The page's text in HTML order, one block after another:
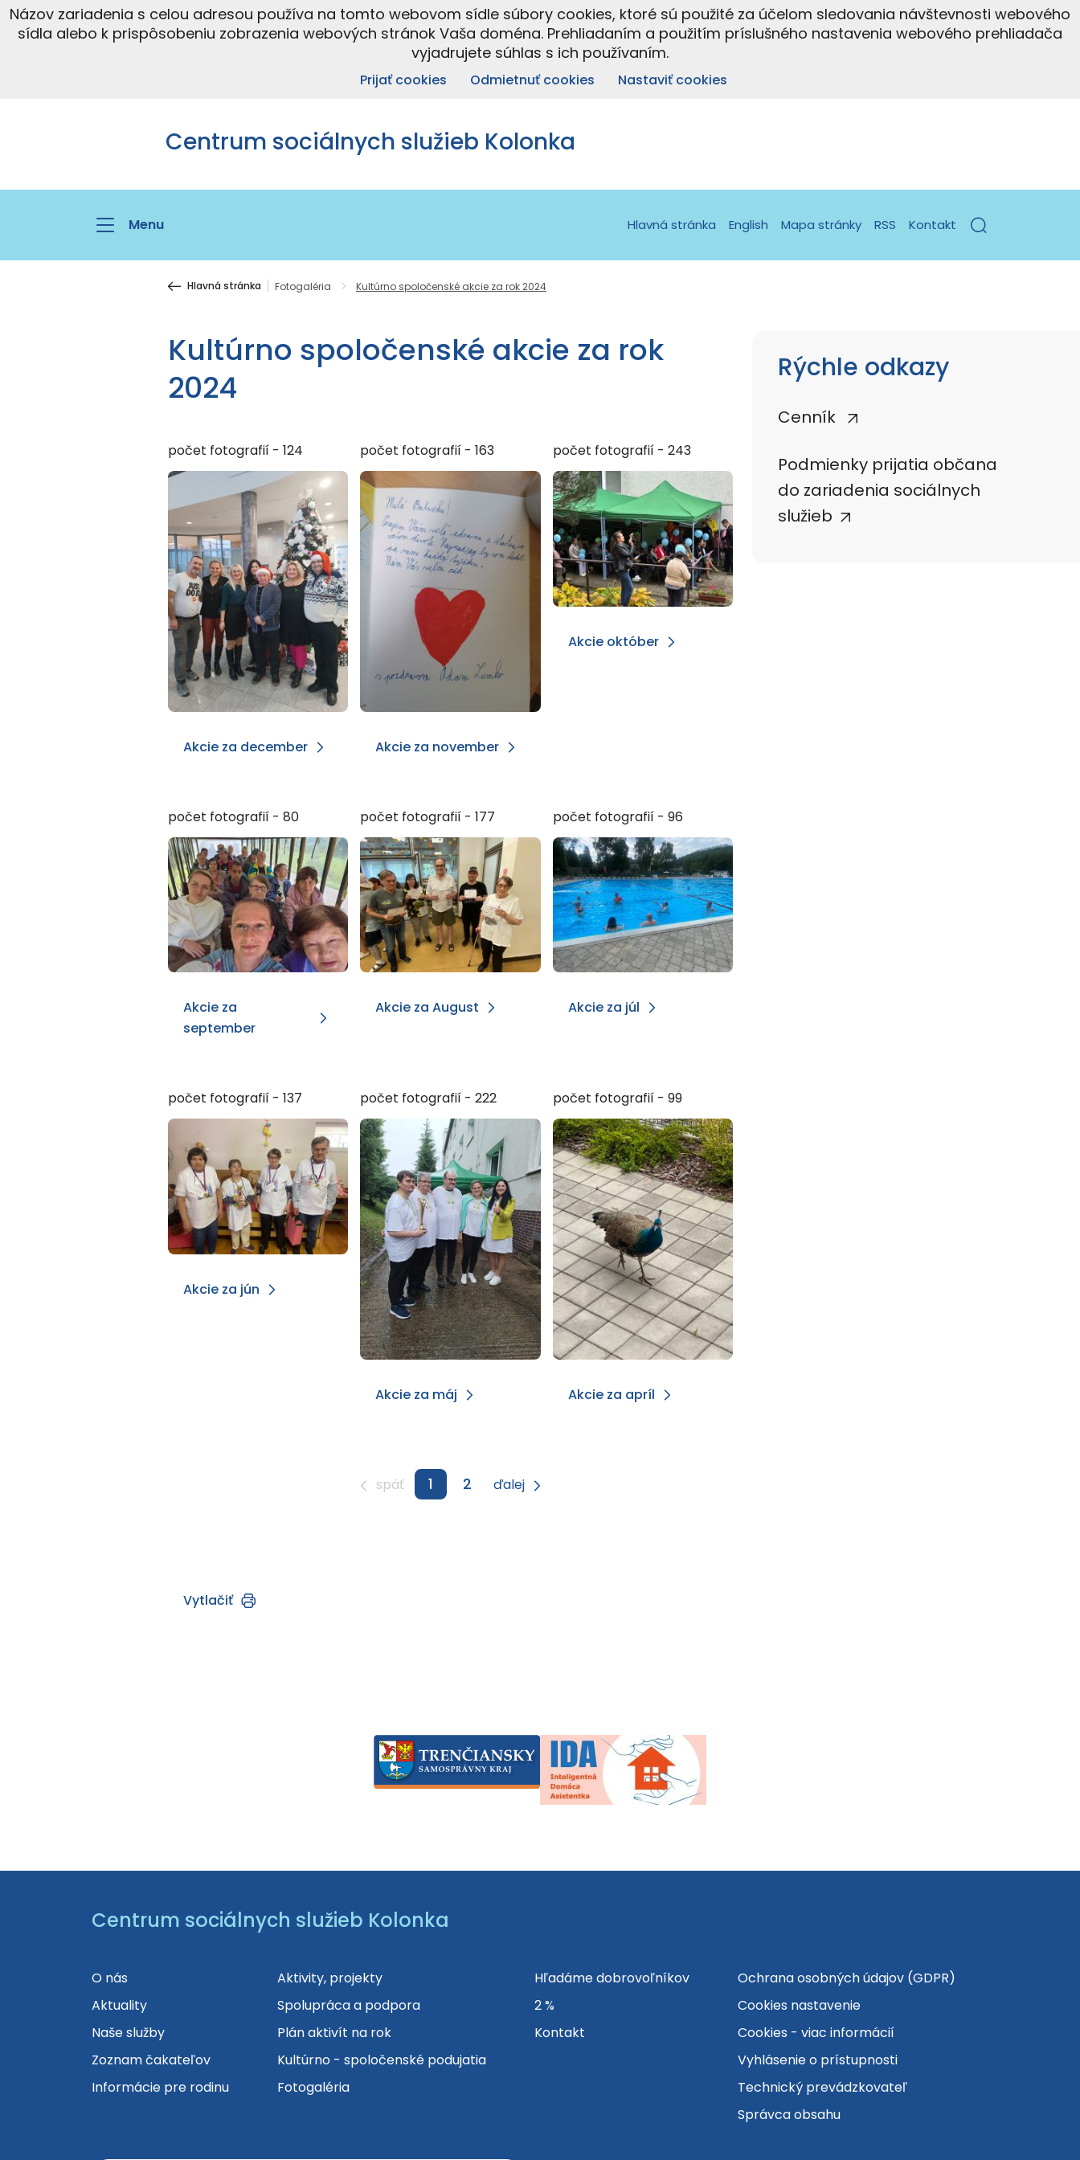
Názov zariadenia s celou adresou používa na tomto webovom sídle súbory cookies, ktoré sú použité za účelom sledovania návštevnosti webového
sídla alebo k prispôsobeniu zobrazenia webových stránok Vaša doména. Prehliadaním a použitím príslušného nastavenia webového prehliadača
vyjadrujete súhlas s ich používaním.
Prijať cookies Odmietnuť cookies Nastaviť cookies
Centrum sociálnych služieb Kolonka
Menu Hlavná stránka English Mapa stránky RSS Kontakt
Hlavná stránka Fotogaléria Kultúrno spoločenské akcie za rok 2024
Kultúrno spoločenské akcie za rok
2024
počet fotografií - 124
Akcie za december
počet fotografií - 163
Akcie za november
počet fotografií - 243
Akcie október
počet fotografií - 80
Akcie za
september
počet fotografií - 177
Akcie za August
počet fotografií - 96
Akcie za júl
počet fotografií - 137
Akcie za jún
počet fotografií - 222
Akcie za máj
počet fotografií - 99
Akcie za apríl
späť 1 2 ďalej
Vytlačiť
Rýchle odkazy
Cenník
Podmienky prijatia občana
do zariadenia sociálnych
služieb
Centrum sociálnych služieb Kolonka
O nás
Aktuality
Naše služby
Zoznam čakateľov
Informácie pre rodinu
Aktivity, projekty
Spolupráca a podpora
Plán aktivít na rok
Kultúrno - spoločenské podujatia
Fotogaléria
Hľadáme dobrovoľníkov
2 %
Kontakt
Ochrana osobných údajov (GDPR)
Cookies nastavenie
Cookies - viac informácií
Vyhlásenie o prístupnosti
Technický prevádzkovateľ
Správca obsahu